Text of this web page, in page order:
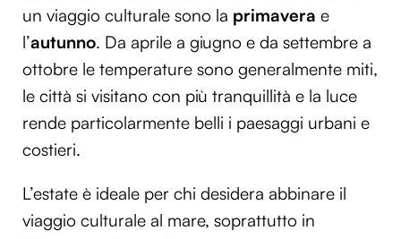
un viaggio culturale sono la primavera e
l’autunno. Da aprile a giugno e da settembre a
ottobre le temperature sono generalmente miti,
le città si visitano con più tranquillità e la luce
rende particolarmente belli i paesaggi urbani e
costieri.
L’estate è ideale per chi desidera abbinare il
viaggio culturale al mare, soprattutto in